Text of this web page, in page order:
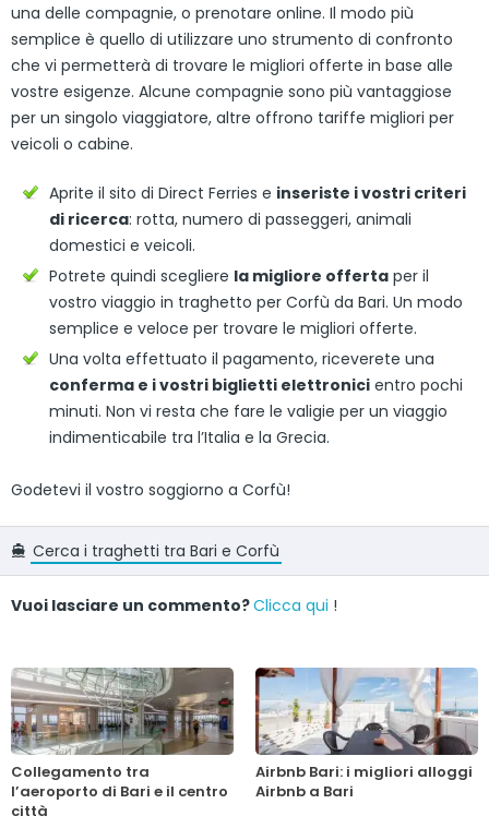
una delle compagnie, o prenotare online. Il modo più
semplice è quello di utilizzare uno strumento di confronto
che vi permetterà di trovare le migliori offerte in base alle
vostre esigenze. Alcune compagnie sono più vantaggiose
per un singolo viaggiatore, altre offrono tariffe migliori per
veicoli o cabine.
Aprite il sito di Direct Ferries e inseriste i vostri criteri
di ricerca: rotta, numero di passeggeri, animali
domestici e veicoli.
Potrete quindi scegliere la migliore offerta per il
vostro viaggio in traghetto per Corfù da Bari. Un modo
semplice e veloce per trovare le migliori offerte.
Una volta effettuato il pagamento, riceverete una
conferma e i vostri biglietti elettronici entro pochi
minuti. Non vi resta che fare le valigie per un viaggio
indimenticabile tra l’Italia e la Grecia.
Godetevi il vostro soggiorno a Corfù!
Cerca i traghetti tra Bari e Corfù
Vuoi lasciare un commento?Clicca qui !
Collegamento tra
l’aeroporto di Bari e il centro
città
Airbnb Bari: i migliori alloggi
Airbnb a Bari